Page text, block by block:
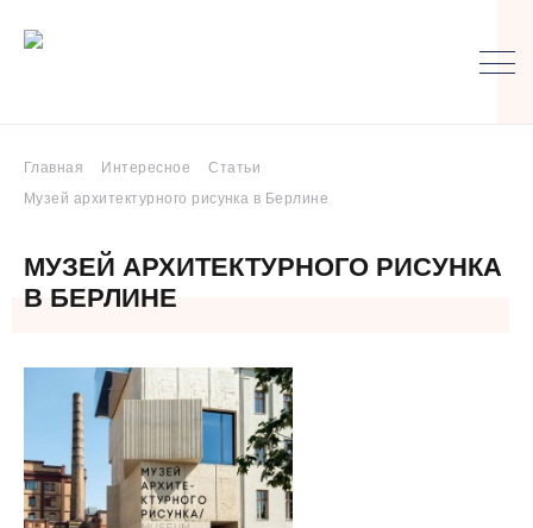
Главная Интересное
Статьи
Музей архитектурного рисунка в Берлине
МУЗЕЙ АРХИТЕКТУРНОГО РИСУНКА
В БЕРЛИНЕ